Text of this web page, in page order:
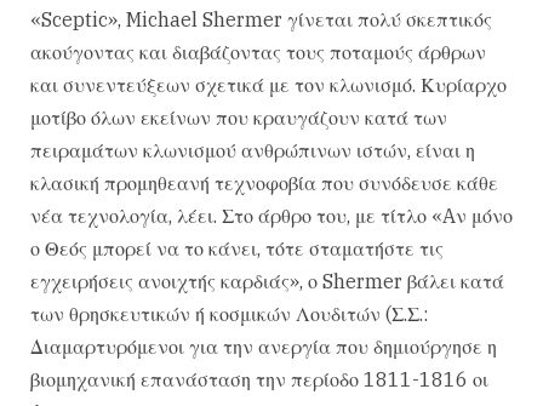
«Sceptic», Michael Shermer γίνεται πολύ σκεπτικός
ακούγοντας και διαβάζοντας τους ποταμούς άρθρων
και συνεντεύξεων σχετικά με τον κλωνισμό. Κυρίαρχο
μοτίβο όλων εκείνων που κραυγάζουν κατά των
πειραμάτων κλωνισμού ανθρώπινων ιστών, είναι η
κλασική προμηθεανή τεχνοφοβία που συνόδευσε κάθε
νέα τεχνολογία, λέει. Στο άρθρο του, με τίτλο «Aν μόνο
ο Θεός μπορεί να το κάνει, τότε σταματήστε τις
εγχειρήσεις ανοιχτής καρδιάς», ο Shermer βάλει κατά
των θρησκευτικών ή κοσμικών Λουδιτών (Σ.Σ.:
Διαμαρτυρόμενοι για την ανεργία που δημιούργησε η
βιομηχανική επανάσταση την περίοδο 1811-1816 οι